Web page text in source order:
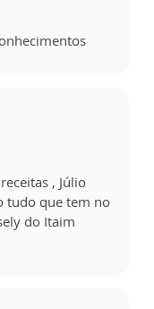
, Júlio
tudo que tem no
do Itaim